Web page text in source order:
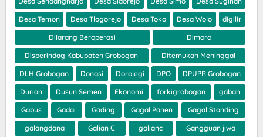
Desa Temon Desa Tlogorejo Desa Toko Desa Wolo digilir
Dilarang Beroperasi Dimoro
Disperindag Kabupaten Grobogan Ditemukan Meninggal
DLH Grobogan Donasi Dorolegi DPO DPUPR Grobogan
Durian Dusun Semen Ekonomi forkigrobogan gabah
Gabus Gadai Gading Gagal Panen Gagal Standing
galangdana Galian C galianc Gangguan jiwa